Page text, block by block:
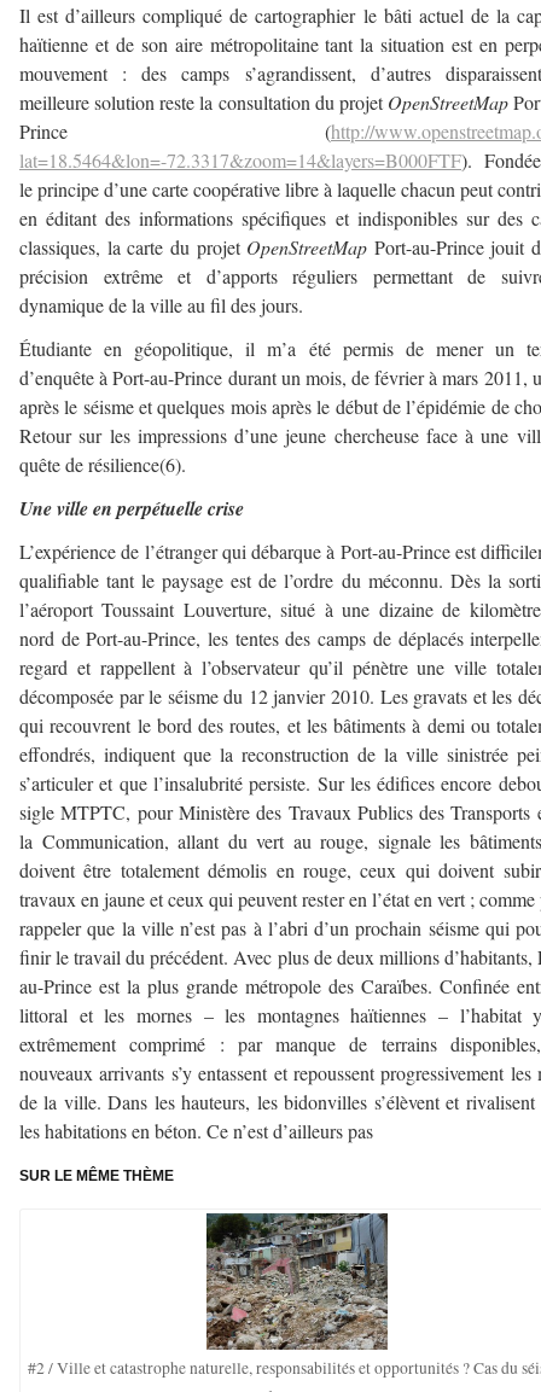
Il est d’ailleurs compliqué de cartographier le bâti actuel de la
haïtienne et de son aire métropolitaine tant la situation est en
mouvement : des camps s’agrandissent, d’autres
meilleure solution reste la consultation du projetOpenStreetMap
Prince (http://
lat=18.5464&lon=-72.3317&zoom=14&layers=B000FTF).
le principe d’une carte coopérative libre à laquelle chacun peut
en éditant des informations spécifiques et indisponibles sur des
classiques, la carte du projet OpenStreetMap Port-au-Prince jouit
précision extrême et d’apports réguliers permettant de
dynamique de la ville au fil des jours.
Étudiante en géopolitique, il m’a été permis de mener un
d’enquête à Port-au-Prince durant un mois, de février à mars 2011,
après le séisme et quelques mois après le début de l’épidémie de
Retour sur les impressions d’une jeune chercheuse face à une
quête de résilience(6).
Une ville en perpétuelle crise
L’expérience de l’étranger qui débarque à Port-au-Prince est
qualifiable tant le paysage est de l’ordre du méconnu. Dès la
l’aéroport Toussaint Louverture, situé à une dizaine de
nord de Port-au-Prince, les tentes des camps de déplacés
regard et rappellent à l’observateur qu’il pénètre une ville
décomposée par le séisme du 12 janvier 2010. Les gravats et les
qui recouvrent le bord des routes, et les bâtiments à demi ou
effondrés, indiquent que la reconstruction de la ville sinistrée
s’articuler et que l’insalubrité persiste. Sur les édifices encore
sigle MTPTC, pour Ministère des Travaux Publics des Transports
la Communication, allant du vert au rouge, signale les
doivent être totalement démolis en rouge, ceux qui doivent
travaux en jaune et ceux qui peuvent rester en l’état en vert ;
rappeler que la ville n’est pas à l’abri d’un prochain séisme qui
finir le travail du précédent. Avec plus de deux millions d’habitants,
au-Prince est la plus grande métropole des Caraïbes. Confinée
littoral et les mornes – les montagnes haïtiennes – l’habitat
extrêmement comprimé : par manque de terrains
nouveaux arrivants s’y entassent et repoussent progressivement les
de la ville. Dans les hauteurs, les bidonvilles s’élèvent et rivalisent
les habitations en béton. Ce n’est d’ailleurs pas
SUR LE MÊME THÈME
#2 / Ville et catastrophe naturelle, responsabilités et opportunités ? Cas du